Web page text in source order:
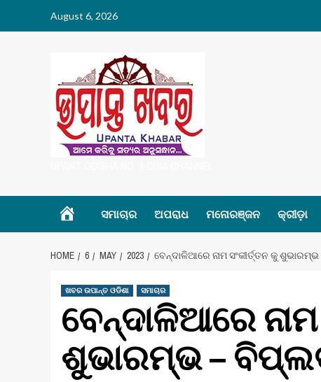
August 6, 2026
Homeସମାଚାର ଅପରାଧ ମନୋରଞ୍ଜନ କ୍ରୀଡ଼ା
HOME 6 MAY 2023 ବେନ୍ଦାଳିଆରେ ନାମ ସଂକୀର୍ତ୍ତନ କୁ
ଖବର ଉପାନ୍ତ ଓଡିଶା ସମାଚାର
ବେନ୍ଦାଳିଆରେ ନାମ
ଶୁଭାରମ୍ଭ –